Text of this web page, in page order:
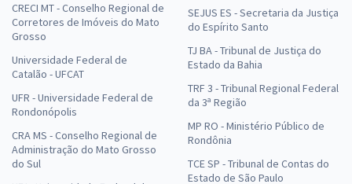
CRECI MT - Conselho Regional de
Corretores de Imóveis do Mato
Grosso
Universidade Federal de
Catalão - UFCAT
UFR - Universidade Federal de
Rondonópolis
CRA MS - Conselho Regional de
Administração do Mato Grosso
do Sul
SEJUS ES - Secretaria da Justiça
do Espírito Santo
TJ BA - Tribunal de Justiça do
Estado da Bahia
TRF 3 - Tribunal Regional Federal
da 3ª Região
MP RO - Ministério Público de
Rondônia
TCE SP - Tribunal de Contas do
Estado de São Paulo